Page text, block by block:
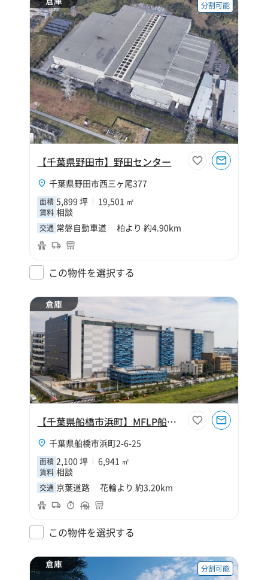
分割可能
【千葉県野田市】野田センター
千葉県野田市西三ヶ尾377
面積 5,899 坪 19,501 ㎡
賃料 相談
交通 常磐自動車道 柏より 約4.90km
この物件を選択する
倉庫
【千葉県船橋市浜町】MFLP船橋Ⅱ
千葉県船橋市浜町2-6-25
面積 2,100 坪 6,941 ㎡
賃料 相談
交通 京葉道路 花輪より 約3.20km
この物件を選択する
倉庫 分割可能